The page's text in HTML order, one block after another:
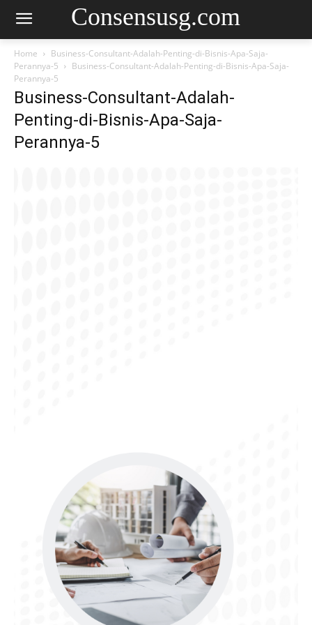
Consensusg.com
Home
Business-Consultant-Adalah-Penting-di-Bisnis-Apa-Saja-
Perannya-5
Business-Consultant-Adalah-Penting-di-Bisnis-Apa-Saja-
Perannya-5
Business-Consultant-Adalah-
Penting-di-Bisnis-Apa-Saja-
Perannya-5